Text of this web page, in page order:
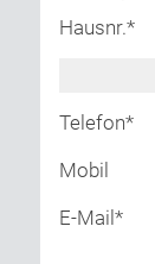
Hausnr.*
Telefon*
Mobil
E-Mail *